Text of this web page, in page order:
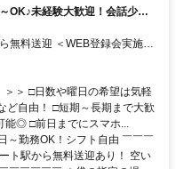
OK♪未経験大歓迎！会話少な
無料送迎 ＜WEB登録会実施
＞ □日数や曜日の希望は気軽
ど自由！ □短期～長期まで大歓
◎ □前日までにスマホ...
勤務OK！シフト自由 ￣￣￣
ト駅から無料送迎あり！ 空い